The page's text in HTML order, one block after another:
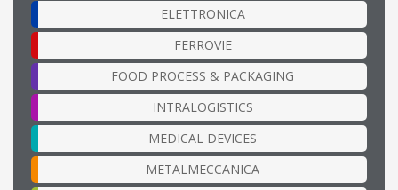
ELETTRONICA
FERROVIE
FOOD PROCESS & PACKAGING
INTRALOGISTICS
MEDICAL DEVICES
METALMECCANICA